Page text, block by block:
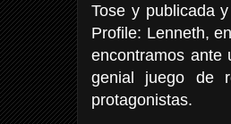
Tose y publicada
Profile: Lenneth,
encontramos ante
genial juego de
protagonistas.